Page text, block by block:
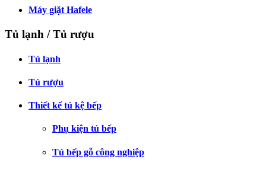
Máy giặt Hafele
Tủ lạnh / Tủ rượu
Tủ lạnh
Tủ rượu
Thiết kế tủ kệ bếp
Phụ kiện tủ bếp
Tủ bếp gỗ công nghiệp